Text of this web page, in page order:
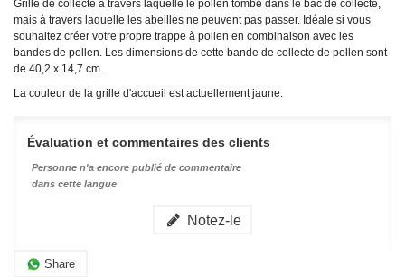
Grille de collecte à travers laquelle le pollen tombe dans le bac de collecte,
mais à travers laquelle les abeilles ne peuvent pas passer. Idéale si vous
souhaitez créer votre propre trappe à pollen en combinaison avec les
bandes de pollen. Les dimensions de cette bande de collecte de pollen sont
de 40,2 x 14,7 cm.
La couleur de la grille d'accueil est actuellement jaune.
Évaluation et commentaires des clients
Personne n'a encore publié de commentaire
dans cette langue
Notez-le
Share